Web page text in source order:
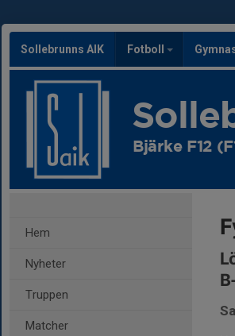
Sollebrunns AIK Fotboll
Bjärke F12
Hem
Nyheter
Truppen
Matcher